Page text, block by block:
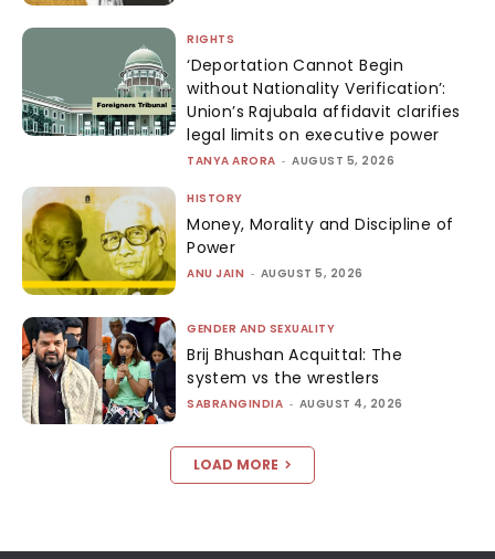
RIGHTS
‘Deportation Cannot Begin
without Nationality Verification’:
Union’s Rajubala affidavit clarifies
legal limits on executive power
TANYA ARORA - AUGUST 5, 2026
HISTORY
Money, Morality and Discipline of
Power
ANU JAIN - AUGUST 5, 2026
GENDER AND SEXUALITY
Brij Bhushan Acquittal: The
system vs the wrestlers
SABRANGINDIA - AUGUST 4, 2026
LOAD MORE